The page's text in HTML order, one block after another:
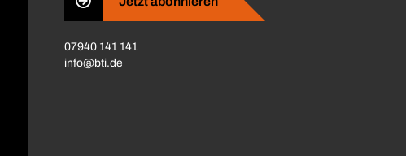
07940 141 141
info@bti.de